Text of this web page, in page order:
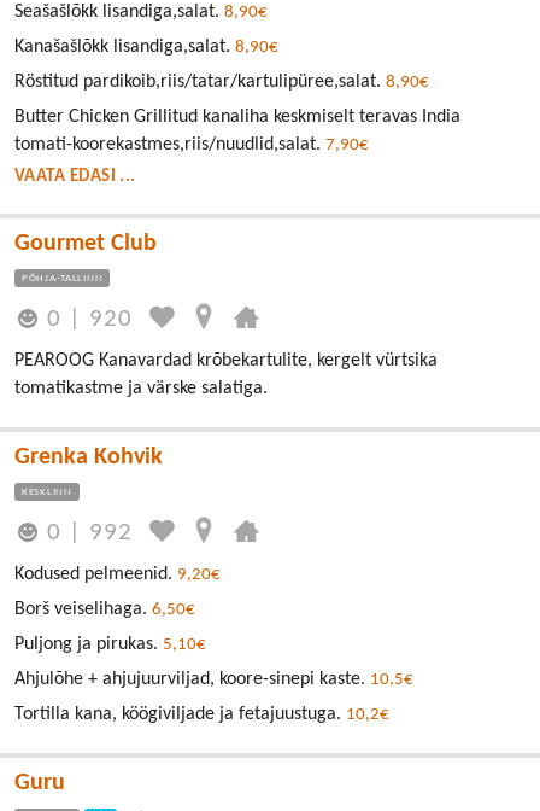
Seašašlõkk lisandiga,salat. 8,90€
Kanašašlõkk lisandiga,salat. 8,90€
Röstitud pardikoib,riis/tatar/kartulipüree,salat. 8,90€
Butter Chicken Grillitud kanaliha keskmiselt teravas India
tomati-koorekastmes,riis/nuudlid,salat. 7,90€
VAATA EDASI ...
Gourmet Club
PÕHJA-TALLINN
0 920
PEAROOG Kanavardad krõbekartulite, kergelt vürtsika
tomatikastme ja värske salatiga.
Grenka Kohvik
KESKLINN
0 992
Kodused pelmeenid. 9,20€
Borš veiselihaga. 6,50€
Puljong ja pirukas. 5,10€
Ahjulõhe + ahjujuurviljad, koore-sinepi kaste. 10,5€
Tortilla kana, köögiviljade ja fetajuustuga. 10,2€
Guru